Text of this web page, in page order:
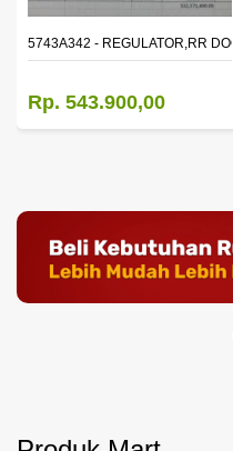
WINDOW,LH
5743A342 - REGULATOR,RR
Rp. 543.900,00